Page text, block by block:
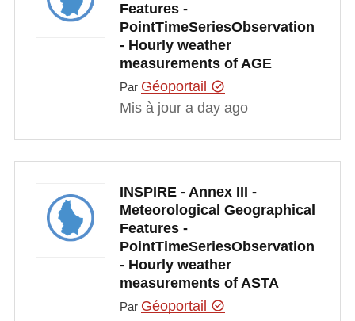
Features -
PointTimeSeriesObservation
- Hourly weather
measurements of AGE
Par Géoportail
Mis à jour a day ago
INSPIRE - Annex III -
Meteorological Geographical
Features -
PointTimeSeriesObservation
- Hourly weather
measurements of ASTA
Par Géoportail